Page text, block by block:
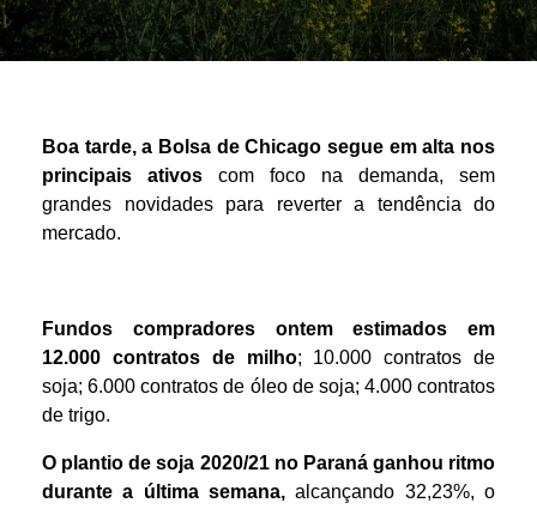
Boa tarde, a Bolsa de Chicago segue em alta nos
principais ativos com foco na demanda, sem
grandes novidades para reverter a tendência do
mercado.
Fundos compradores ontem estimados em
12.000 contratos de milho; 10.000 contratos de
soja; 6.000 contratos de óleo de soja; 4.000 contratos
de trigo.
O plantio de soja 2020/21 no Paraná ganhou ritmo
durante a última semana,alcançando 32,23%, o